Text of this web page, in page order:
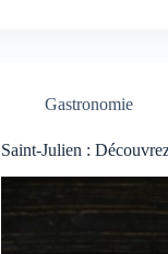
Gastronomie
Saint-Julien :